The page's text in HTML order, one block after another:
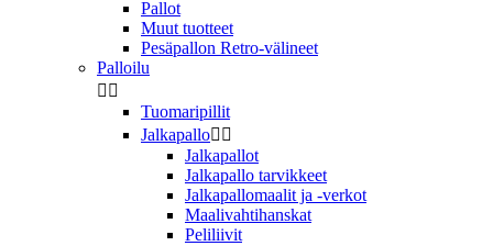
Pallot
Muut tuotteet
Pesäpallon Retro-välineet
Palloilu
 
Tuomaripillit
Jalkapallo 
Jalkapallot
Jalkapallo tarvikkeet
Jalkapallomaalit ja -verkot
Maalivahtihanskat
Peliliivit